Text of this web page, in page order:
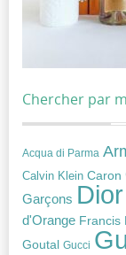
Chercher par
Acqua di Parma
Calvin Klein Caron
Garçons Dior
d'Orange Francis
Goutal Gucci